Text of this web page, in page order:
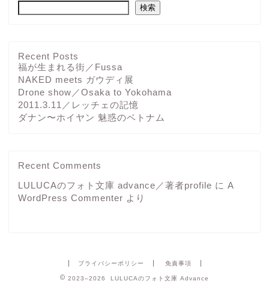
検索
Recent Posts
福が生まれる街／Fussa
NAKED meets ガウディ展
Drone show／Osaka to Yokohama
2011.3.11／レッチェの記憶
ダナン〜ホイヤン 魅惑のベトナム
Recent Comments
LULUCAのフォト文庫 advance／著者profile に A
WordPress Commenter より
プライバシーポリシー 免責事項
2023–2026 LULUCAのフォト文庫 Advance